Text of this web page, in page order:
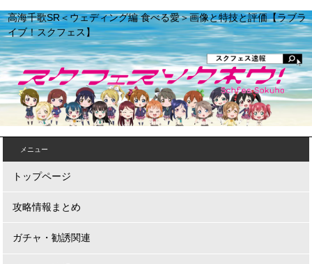
高海千歌SR＜ウェディング編 食べる愛＞画像と特技と評価【ラブラ
イブ！スクフェス】
メニュー
トップページ
攻略情報まとめ
ガチャ・勧誘関連